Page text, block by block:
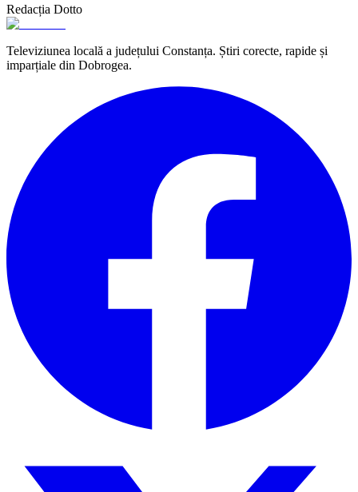
Redacția Dotto
Televiziunea locală a județului Constanța. Știri corecte, rapide și
imparțiale din Dobrogea.